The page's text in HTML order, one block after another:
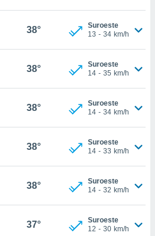
38°
Suroeste
13 - 34 km/h
38°
Suroeste
14 - 35 km/h
38°
Suroeste
14 - 34 km/h
38°
Suroeste
14 - 33 km/h
38°
Suroeste
14 - 32 km/h
37°
Suroeste
12 - 30 km/h